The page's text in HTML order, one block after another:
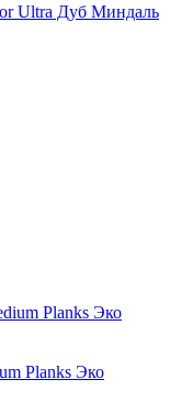
Ultra Дуб Миндаль
Planks Эко